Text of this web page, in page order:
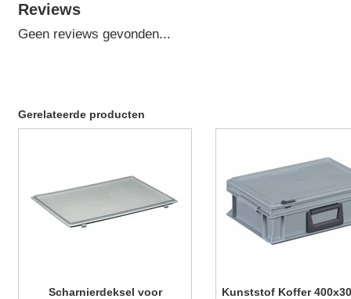
Reviews
Geen reviews gevonden...
Gerelateerde producten
Scharnierdeksel voor
Kunststof Koffer